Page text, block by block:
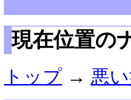
現在位置の
トップ → 悪